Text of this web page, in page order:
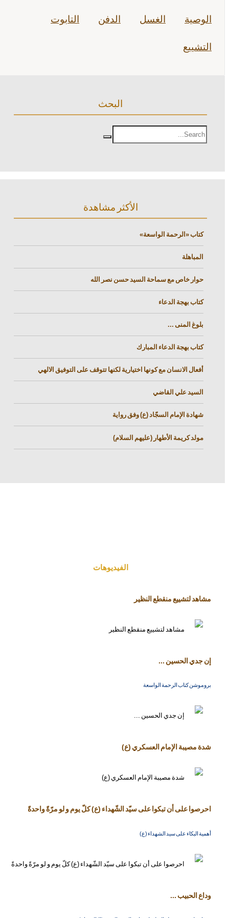
الوصية الغسل الدفن التابوت
التشييع
البحث
الأكثر مشاهدة
كتاب «الرحمة الواسعة»
المباهلة
حوار خاص مع سماحة السيد حسن نصر الله
كتاب بهجة الدعاء
بلوغ المنى ...
كتاب بهجة الدعاء المبارك
أفعال الانسان مع كونها اختيارية لكنها تتوقف على التوفيق الالهي
السيد علي القاضي
شهادة الإمام السجّاد (ع) وفق رواية
مولد كريمة الأطهار (عليهم السلام)
الفیدیوهات
مشاهد لتشييع منقطع النظير
إن جدي الحسين ...
بروموشن كتاب الرحمة الواسعة
شدة مصيبة الإمام العسكري (ع)
احرصوا على أن تبكوا على سيّد الشّهداء (ع) كلّ يوم و لو مرّةً واحدةً
أهمية البكاء على سيد الشهداء (ع)
وداع الحبيب ...